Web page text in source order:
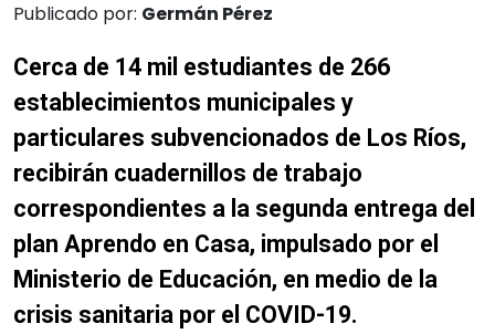
Publicado por: Germán Pérez
Cerca de 14 mil estudiantes de 266
establecimientos municipales y
particulares subvencionados de Los Ríos,
recibirán cuadernillos de trabajo
correspondientes a la segunda entrega del
plan Aprendo en Casa, impulsado por el
Ministerio de Educación, en medio de la
crisis sanitaria por el COVID-19.